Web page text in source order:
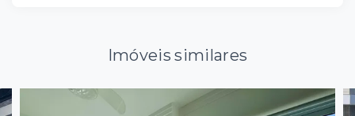
Imóveis similares